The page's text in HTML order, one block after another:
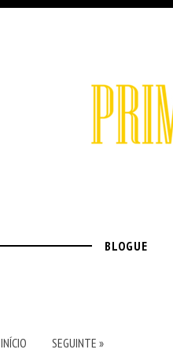
BLOGUE
INÍCIO SEGUINTE »